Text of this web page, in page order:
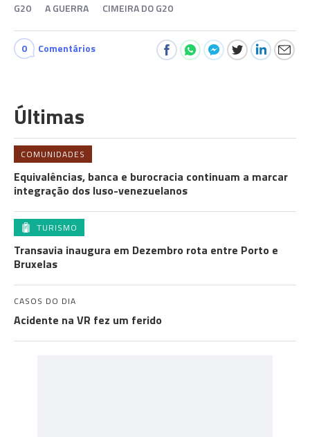
G20 A GUERRA CIMEIRA DO G20
0 Comentários
Últimas
COMUNIDADES
Equivalências, banca e burocracia continuam a marcar
integração dos luso-venezuelanos
TURISMO
Transavia inaugura em Dezembro rota entre Porto e
Bruxelas
CASOS DO DIA
Acidente na VR fez um ferido